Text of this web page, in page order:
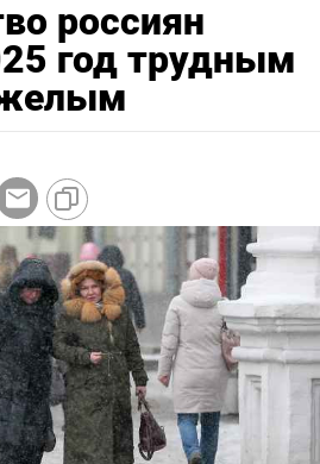
россиян
год трудным